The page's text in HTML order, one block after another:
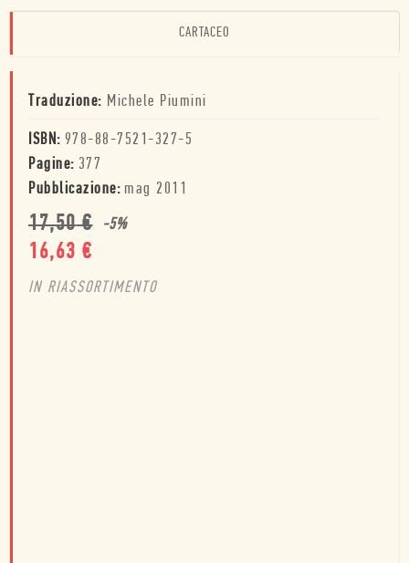
CARTACEO
Traduzione: Michele Piumini
ISBN: 978-88-7521-327-5
Pagine: 377
Pubblicazione: mag 2011
17,50€ -5%
16,63 €
IN RIASSORTIMENTO